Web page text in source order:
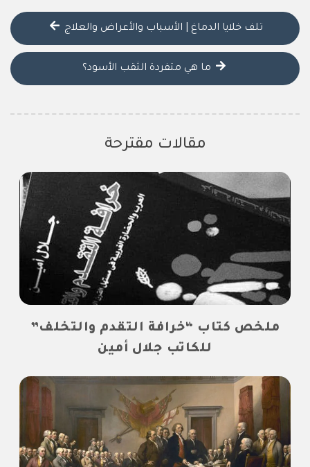
تلف خلايا الدماغ | الأسباب والأعراض والعلاج
ما هي متفردة الثقب الأسود؟
مقالات مقترحة
ملخص كتاب “خرافة التقدم والتخلف”
للكاتب جلال أمين